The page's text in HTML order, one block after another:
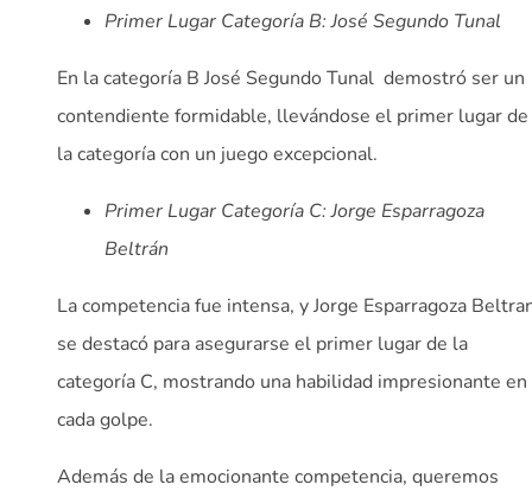
Primer Lugar Categoría B: José Segundo Tunal
En la categoría B José Segundo Tunal demostró ser un
contendiente formidable, llevándose el primer lugar de
la categoría con un juego excepcional.
Primer Lugar Categoría C: Jorge Esparragoza
Beltrán
La competencia fue intensa, y Jorge Esparragoza
se destacó para asegurarse el primer lugar de la
categoría C, mostrando una habilidad impresionante en
cada golpe.
Además de la emocionante competencia, queremos